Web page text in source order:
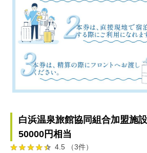
白浜温泉旅館協同組合加盟施
50000円相当
4.5 （3件）